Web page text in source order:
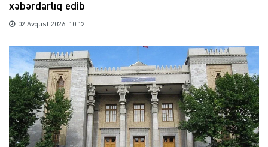
xəbərdarlıq edib
02 Avqust 2026, 10:12